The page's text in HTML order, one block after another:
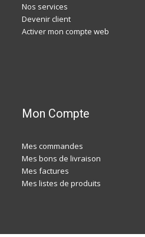
Nos services
Devenir client
Activer mon compte web
Mon Compte
Mes commandes
Mes bons de livraison
Mes factures
Mes listes de produits